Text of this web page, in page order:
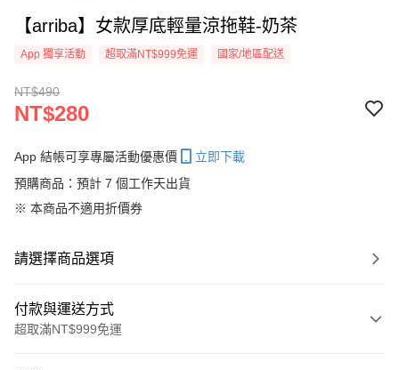
【arriba】女款厚底輕量涼拖鞋-奶茶
App 獨享活動 超取滿NT$999免運 國家/地區配送
NT$490
NT$280
App 結帳可享專屬活動優惠價
立即下載
預購商品：預計 7 個工作天出貨
※ 本商品不適用折價券
請選擇商品選項
付款與運送方式
超取滿NT$999免運